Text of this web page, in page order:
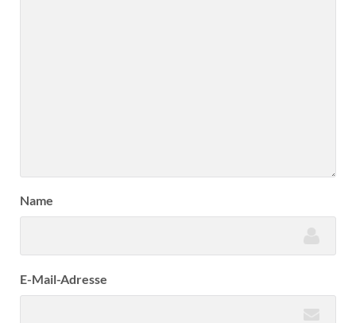
Name
E-Mail-Adresse